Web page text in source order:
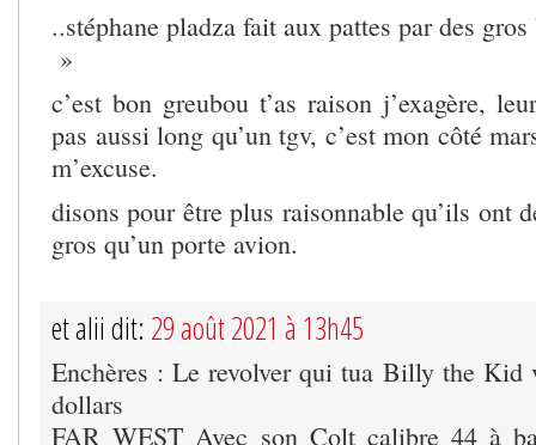
..stéphane pladza fait aux pattes par des gros
»
c’est bon greubou t’as raison j’exagère,
pas aussi long qu’un tgv, c’est mon côté
m’excuse.
disons pour être plus raisonnable qu’ils ont
gros qu’un porte avion.
et alii dit: 29 août 2021 à 13h45
Enchères : Le revolver qui tua Billy the Kid
dollars
FAR WEST Avec son Colt calibre 44 à